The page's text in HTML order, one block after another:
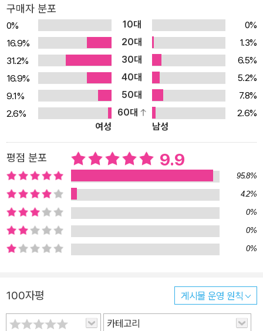
서 살아남는 생존 규칙이나 기술을 배우지 못했다는 것이다. 그래서
수많은 청춘이 직장에서, 자취 생활에서, 인간관계에서 맨몸으로 부
딪히며 나아갈 뿐이다. 《90년생이 온다》와 《2000년생이 온다》를
통해 시대 변화와 세대 특성을 포착해 온 임홍택 작가는 새로운 여행
길에 오른 이들에게 작은 도움이 되고자 《1로 서기》를 집필했다. 각
종 난관에 부딪힐 때마다 좌절과 혼란을 겪으며 깨닫기보다 미리 대
비해 시행착오를 줄였으면 하는 마음으로 쓴 책에는 사회 초년생이
보편적으로 겪을 수 있는 문제들을 빠짐없이 다루고 그에 관한 실질
적인 해법을 담았다. 커리어를 설계하고 이어 나가는 법, 돈을 벌고 관
리하는 법, 자신을 지키는 법, 타인과 상호작용하며 일하고 성장하는
법 등과 같이 직업인이자 생활인으로서 자기 몫의 삶을 설계하고 꾸
려 가기 위해 꼭 필요한 지식을 망라했다. 직업 전문성, 재정 관리, 관
계 관리와 커뮤니케이션, 자기계발, 위기 대처 및 일상 상식 등 다섯
가지 영역에 걸쳐 요즘 세상이 요구하는 일과 생활의 ‘기본기’를 전한
다. 온전히 내 힘으로, 잘 살아가고 싶은 당신을 위한 자립 생활 가이
며 맞닥뜨리는 모든 상황이 낯설고 막막한 독자들이 온전한 ‘하나의
존재’로 우뚝 설 수 있게 하는 것이다. 여기서 하나의 존재란 누군가에
게 의지하지 않고 자기 힘으로 생활하는 독립적인 사람을 의미하기도
구매자 분포
0% 10대
0%
16.9%
20대
1.3%
31.2%
30대
6.5%
16.9%
40대
5.2%
9.1%
50대
7.8%
2.6%
60대
2.6%
여성
남성
평점 분포 9.9
95.8%
4.2%
0%
0%
0%
100자평 게시물 운영 원칙
카테고리